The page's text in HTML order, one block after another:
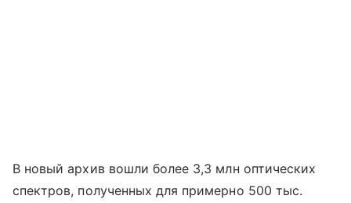
В новый архив вошли более 3,3 млн оптических
спектров, полученных для примерно 500 тыс.